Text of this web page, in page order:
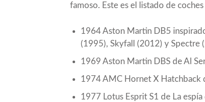
famoso. Este es el listado de
1964 Aston Martin DB5
(1995), Skyfall (2012) y Spectre
1969 Aston Martin DBS de Al
1974 AMC Hornet X Hatchback
1977 Lotus Esprit S1 de La